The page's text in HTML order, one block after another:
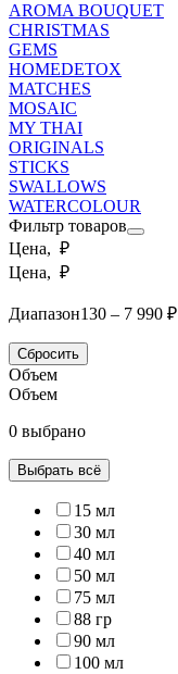
AROMA BOUQUET
CHRISTMAS
GEMS
HOMEDETOX
MATCHES
MOSAIC
MY THAI
ORIGINALS
STICKS
SWALLOWS
WATERCOLOUR
Фильтр товаров
Цена, ₽
Цена, ₽
Диапазон130 – 7 990 ₽
Сбросить
Объем
Объем
0 выбрано
Выбрать всё
15 мл
30 мл
40 мл
50 мл
75 мл
88 гр
90 мл
100 мл